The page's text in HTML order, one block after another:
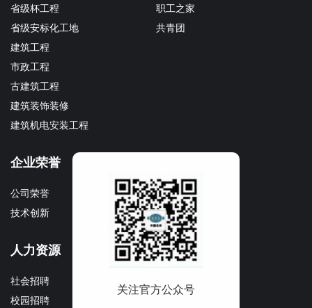
省级杯工程
省级安标化工地
建筑工程
市政工程
古建筑工程
建筑装饰装修
建筑机电安装工程
职工之家
共青团
企业荣誉
公司荣誉
技术创新
文化理念
企业宣传册
人力资源
社会招聘
校园招聘
关注官方公众号